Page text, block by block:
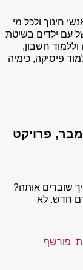
חינוך ולכל מי
עם ילדים בשיטת
חשבון,
פיסיקה, כימיה
פרויקט
שוברים אותה?
דם חדש. לא
פורשף